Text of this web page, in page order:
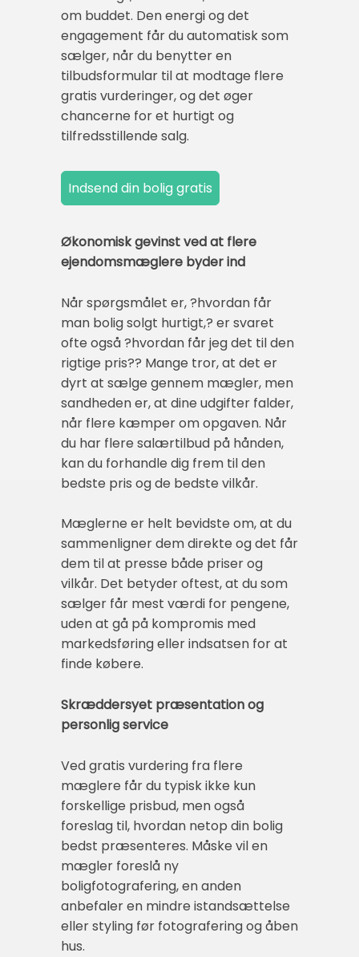
om buddet. Den energi og det
engagement får du automatisk som
sælger, når du benytter en
tilbudsformular til at modtage flere
gratis vurderinger, og det øger
chancerne for et hurtigt og
tilfredsstillende salg.
Økonomisk gevinst ved at flere
ejendomsmæglere byder ind
Når spørgsmålet er, ?hvordan får
man bolig solgt hurtigt,? er svaret
ofte også ?hvordan får jeg det til den
rigtige pris?? Mange tror, at det er
dyrt at sælge gennem mægler, men
sandheden er, at dine udgifter falder,
når flere kæmper om opgaven. Når
du har flere salærtilbud på hånden,
kan du forhandle dig frem til den
bedste pris og de bedste vilkår.
Mæglerne er helt bevidste om, at du
sammenligner dem direkte og det får
dem til at presse både priser og
vilkår. Det betyder oftest, at du som
sælger får mest værdi for pengene,
uden at gå på kompromis med
markedsføring eller indsatsen for at
finde købere.
Skræddersyet præsentation og
personlig service
Ved gratis vurdering fra flere
mæglere får du typisk ikke kun
forskellige prisbud, men også
foreslag til, hvordan netop din bolig
bedst præsenteres. Måske vil en
mægler foreslå ny
boligfotografering, en anden
anbefaler en mindre istandsættelse
eller styling før fotografering og åben
hus.